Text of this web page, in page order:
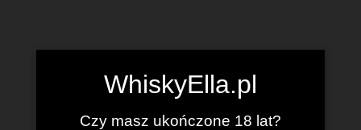
WhiskyElla.pl
Czy masz ukończone 18 lat?